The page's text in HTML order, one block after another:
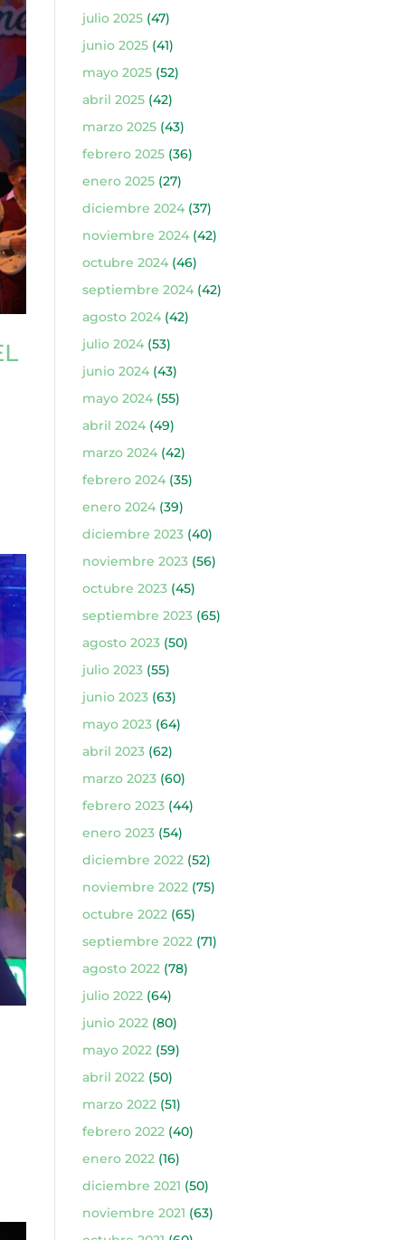
julio 2025(47)
junio 2025(41)
mayo 2025(52)
abril 2025(42)
marzo 2025(43)
febrero 2025(36)
enero 2025(27)
diciembre 2024(37)
noviembre 2024(42)
octubre 2024(46)
septiembre 2024(42)
agosto 2024(42)
julio 2024(53)
junio 2024(43)
mayo 2024(55)
abril 2024(49)
marzo 2024(42)
febrero 2024(35)
enero 2024(39)
diciembre 2023(40)
noviembre 2023(56)
octubre 2023(45)
septiembre 2023(65)
agosto 2023(50)
julio 2023(55)
junio 2023(63)
mayo 2023(64)
abril 2023(62)
marzo 2023(60)
febrero 2023(44)
enero 2023(54)
diciembre 2022(52)
noviembre 2022(75)
octubre 2022(65)
septiembre 2022(71)
agosto 2022(78)
julio 2022(64)
junio 2022(80)
mayo 2022(59)
abril 2022(50)
marzo 2022(51)
febrero 2022(40)
enero 2022(16)
diciembre 2021 (50)
noviembre 2021 (63)